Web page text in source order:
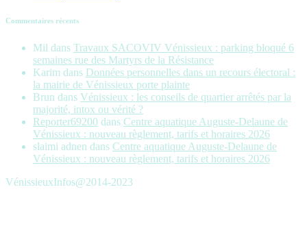
Commentaires récents
Mil dans Travaux SACOVIV Vénissieux : parking bloqué 6
semaines rue des Martyrs de la Résistance
Karim dans Données personnelles dans un recours électoral :
la mairie de Vénissieux porte plainte
Brun dans Vénissieux : les conseils de quartier arrêtés par la
majorité, intox ou vérité ?
Reporter69200 dans Centre aquatique Auguste-Delaune de
Vénissieux : nouveau règlement, tarifs et horaires 2026
slaimi adnen dans Centre aquatique Auguste-Delaune de
Vénissieux : nouveau règlement, tarifs et horaires 2026
VénissieuxInfos@2014-2023